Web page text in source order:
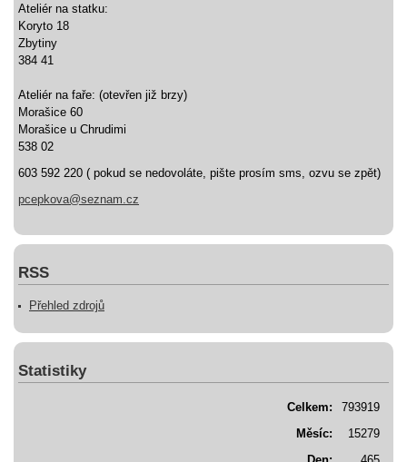
Ateliér na statku:
Koryto 18
Zbytiny
384 41
Ateliér na faře: (otevřen již brzy)
Morašice 60
Morašice u Chrudimi
538 02
603 592 220 ( pokud se nedovoláte, pište prosím sms, ozvu se zpět)
pcepkova@seznam.cz
RSS
Přehled zdrojů
Statistiky
Celkem:
793919
Měsíc:
15279